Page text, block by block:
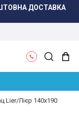
ДОСТАВКА
Lier/Лієр 140x190